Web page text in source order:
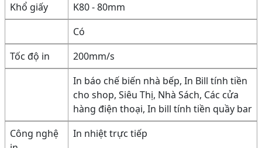
Khổ giấy
K80 - 80mm
Có
Tốc độ in
200mm/s
In báo chế biến nhà bếp, In Bill tính tiền
cho shop, Siêu Thị, Nhà Sách, Các cửa
hàng điện thoại, In bill tính tiền quầy bar
Công nghệ
In nhiệt trực tiếp